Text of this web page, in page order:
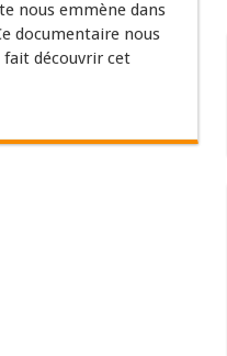
nous emmène dans
documentaire nous
fait découvrir cet